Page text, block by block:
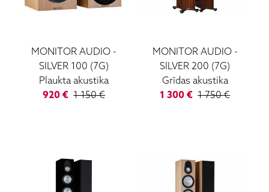
MONITOR AUDIO -
SILVER 100 (7G)
Plaukta akustika
920 € 1 150€
MONITOR AUDIO-
SILVER 200 (7G)
Grīdas akustika
1 300 € 1 750€